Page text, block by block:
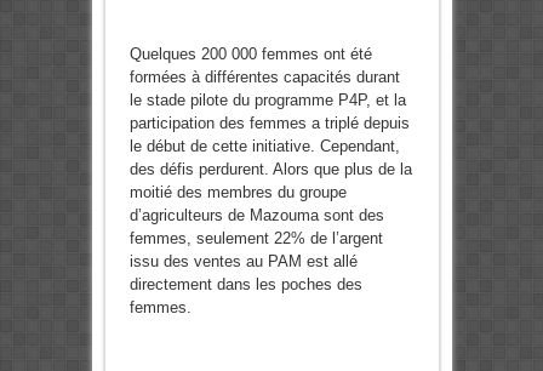
Quelques 200 000 femmes ont été
formées à différentes capacités durant
le stade pilote du programme P4P, et la
participation des femmes a triplé depuis
le début de cette initiative. Cependant,
des défis perdurent. Alors que plus de la
moitié des membres du groupe
d’agriculteurs de Mazouma sont des
femmes, seulement 22% de l’argent
issu des ventes au PAM est allé
directement dans les poches des
femmes.